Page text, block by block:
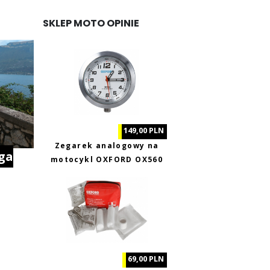
SKLEP MOTO OPINIE
149,00 PLN
Zegarek analogowy na
motocykl OXFORD OX560
69,00 PLN